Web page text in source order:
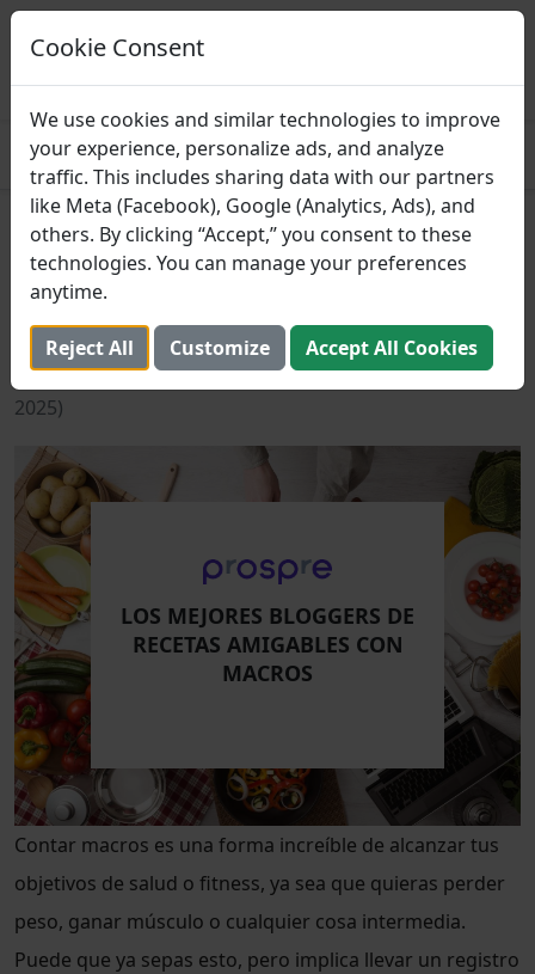
Prospre: Planificador de
comidas
Planes de alimentación basados ​​en
Los Mejores Bloggers de
Recetas Amigables con
Macros
23 de octubre de 2023 (Actualizado: 2 de agosto de
2025)
LOS MEJORES BLOGGERS DE
RECETAS AMIGABLES CON
MACROS
Contar macros es una forma increíble de alcanzar tus
objetivos de salud o fitness, ya sea que quieras perder
peso, ganar músculo o cualquier cosa intermedia.
Puede que ya sepas esto, pero implica llevar un registro
Cookie Consent
We use cookies and similar technologies to improve
your experience, personalize ads, and analyze
traffic. This includes sharing data with our partners
like Meta (Facebook), Google (Analytics, Ads), and
others. By clicking “Accept,” you consent to these
technologies. You can manage your preferences
anytime.
Reject All Customize Accept All Cookies